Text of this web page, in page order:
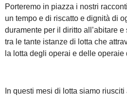
Porteremo in piazza i nostri
un tempo e di riscatto e dignità di
duramente per il diritto all’abitare
tra le tante istanze di lotta che
la lotta degli operai e delle
In questi mesi di lotta siamo